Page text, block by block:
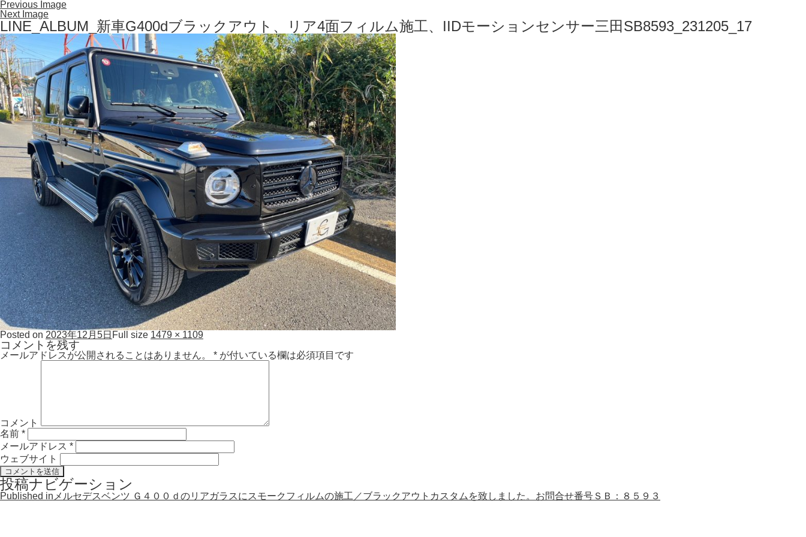
Previous Image
Next Image
LINE_ALBUM_新車G400dブラックアウト、リア4面フィルム施工、IIDモーションセンサー三田SB8593_231205_17
Posted on 2023年12月5日 Full size 1479 × 1109
コメントを残す
メールアドレスが公開されることはありません。 * が付いている欄は必須項目です
コメント
名前 *
メールアドレス *
ウェブサイト
投稿ナビゲーション
Published in メルセデスベンツ Ｇ４００ｄのリアガラスにスモークフィルムの施工／ブラックアウトカスタムを致しました。お問合せ番号ＳＢ：８５９３